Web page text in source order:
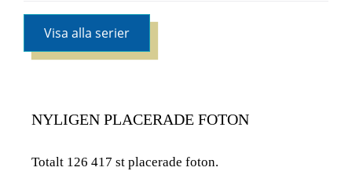
Visa alla serier
NYLIGEN PLACERADE FOTON
Totalt 126 417 st placerade foton.